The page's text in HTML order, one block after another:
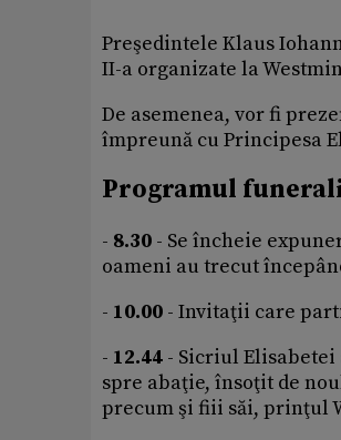
Preşedintele Klaus
II-a organizate la
De asemenea, vor fi
împreună cu Principesa
Programul
- 8.30 - Se încheie
oameni au trecut
- 10.00 - Invitaţii care
- 12.44 - Sicriul
spre abaţie, însoţit de
precum şi fiii săi, prinţul